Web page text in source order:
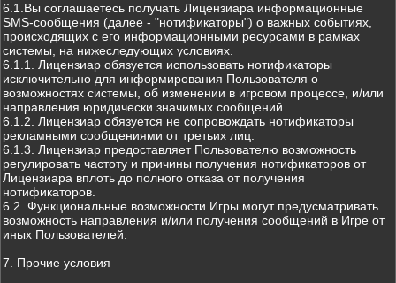
6.1.Вы соглашаетесь получать Лицензиара информационные
SMS-сообщения (далее - "нотификаторы") о важных событиях,
происходящих с его информационными ресурсами в рамках
системы, на нижеследующих условиях.
6.1.1. Лицензиар обязуется использовать нотификаторы
исключительно для информирования Пользователя о
возможностях системы, об изменении в игровом процессе, и/или
направления юридически значимых сообщений.
6.1.2. Лицензиар обязуется не сопровождать нотификаторы
рекламными сообщениями от третьих лиц.
6.1.3. Лицензиар предоставляет Пользователю возможность
регулировать частоту и причины получения нотификаторов от
Лицензиара вплоть до полного отказа от получения
нотификаторов.
6.2. Функциональные возможности Игры могут предусматривать
возможность направления и/или получения сообщений в Игре от
иных Пользователей.
7. Прочие условия